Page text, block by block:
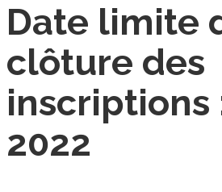
Date limite
clôture des
inscriptions
2022